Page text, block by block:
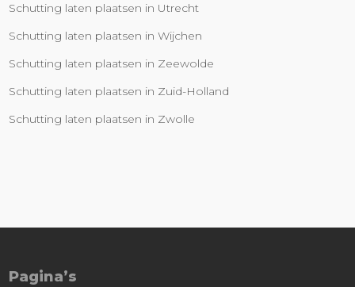
Schutting laten plaatsen in Utrecht
Schutting laten plaatsen in Wijchen
Schutting laten plaatsen in Zeewolde
Schutting laten plaatsen in Zuid-Holland
Schutting laten plaatsen in Zwolle
Pagina’s